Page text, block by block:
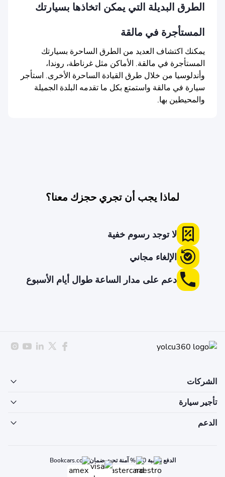
الطرق البديلة التي يمكن اتخاذها بسيارتك
المستأجرة في مالقة
يمكنك اكتشاف العديد من الطرق الساحرة بسيارتك
المستأجرة في مالقة. الأماكن مثل غرناطة، روندا،
وأندلوسيا من خلال طرق القيادة الساحرة الأخرى. استأجر
سيارة في مالقة واستمتع بكل ما تقدمه البلدة الجميلة
والمحيطين بها.
لماذا يجب أن تجري حجزك معنا؟
لا توجد رسوم خفية
الإلغاء مجاني
دعم على مدار الساعة طوال أيام الأسبوع
الشركات
تأجير سيارة
الدعم
الدفع بنسبة 100% آمنة تحت ضمان Bookcars.com